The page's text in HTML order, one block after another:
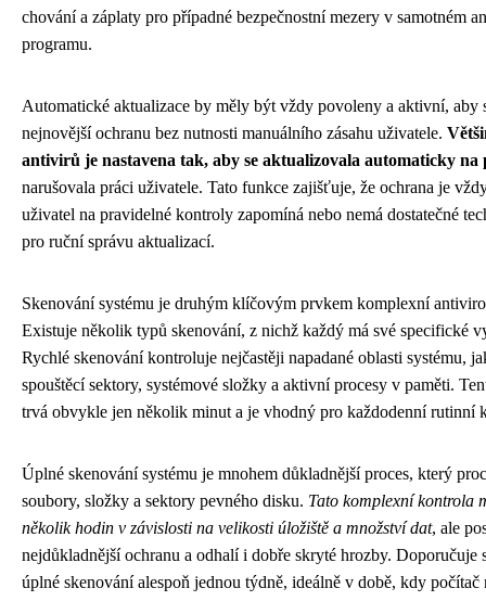
chování a záplaty pro případné bezpečnostní mezery v samotném
programu.
Automatické aktualizace by měly být vždy povoleny a aktivní, aby
nejnovější ochranu bez nutnosti manuálního zásahu uživatele.
antivirů je nastavena tak, aby se aktualizovala automaticky na
narušovala práci uživatele. Tato funkce zajišťuje, že ochrana je
uživatel na pravidelné kontroly zapomíná nebo nemá dostatečné
pro ruční správu aktualizací.
Skenování systému je druhým klíčovým prvkem komplexní
Existuje několik typů skenování, z nichž každý má své specifické
Rychlé skenování kontroluje nejčastěji napadané oblasti systému,
spouštěcí sektory, systémové složky a aktivní procesy v paměti.
trvá obvykle jen několik minut a je vhodný pro každodenní rutinní
Úplné skenování systému je mnohem důkladnější proces, který
soubory, složky a sektory pevného disku. Tato komplexní kontrola
několik hodin v závislosti na velikosti úložiště a množství dat, ale
nejdůkladnější ochranu a odhalí i dobře skryté hrozby. Doporučuje
úplné skenování alespoň jednou týdně, ideálně v době, kdy počítač